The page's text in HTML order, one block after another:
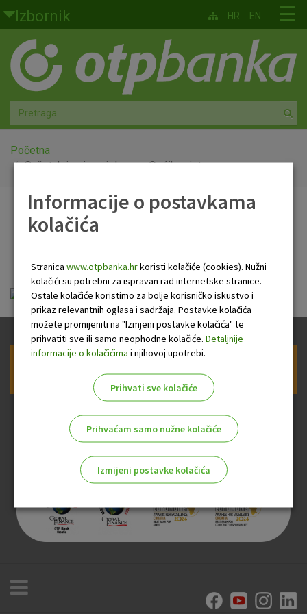
Skoči na glavni sadržaj
Izbornik
Građani
Privatno bankarstvo
Agro
Mala poduzeća i obrtnici
Globalna tržišta
O nama
☰
HR EN
Početna
Sažetak izmjena i dopuna Općih uvjeta
Sažetak izmjena i dopuna
sazetak_izmjena_i_dopuna_opcih_uvjeta_.pdf
Informacije o postavkama
kolačića
Stranica www.otpbanka.hrkoristi kolačiće (cookies). Nužni
kolačići su potrebni za ispravan rad internetske stranice.
Ostale kolačiće koristimo za bolje korisničko iskustvo i
prikaz relevantnih oglasa i sadržaja. Postavke kolačića
možete promijeniti na "Izmjeni postavke kolačića" te
prihvatiti sve ili samo neophodne kolačiće. Detaljnije
informacije o kolačićima i njihovoj upotrebi.
Prihvati sve kolačiće
Prihvaćam samo nužne kolačiće
Izmijeni postavke kolačića
Nužni kolačići
Analitički kolačići